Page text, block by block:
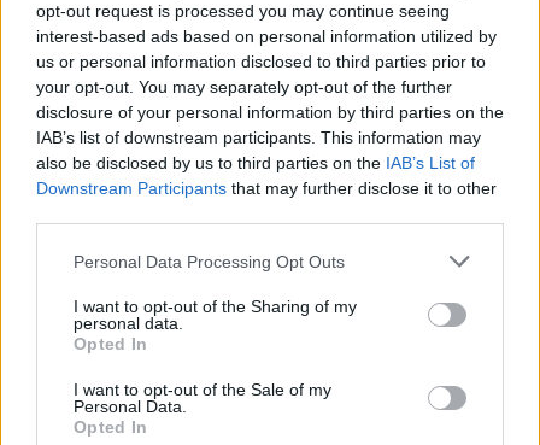
opt-out request is processed you may continue seeing
interest-based ads based on personal information utilized by
us or personal information disclosed to third parties prior to
your opt-out. You may separately opt-out of the further
disclosure of your personal information by third parties on the
IAB’s list of downstream participants. This information may
also be disclosed by us to third parties on the IAB’s List of
Downstream Participants that may further disclose it to other
Personal Data Processing Opt Outs
I want to opt-out of the Sharing of my
personal data.
Opted In
I want to opt-out of the Sale of my
Personal Data.
Opted In
Το FIAT 500 Hybrid τώρα από
Ατρόμητος και Novibet
συνεχίζουν μαζί: Ανανέωση της
συνεργασίας τους μέχρι το
2028
18η συνεχόμενη χρονιά για τον ΟΤΕ στη διεθνή σειρά δεικτών
Alpha Bank: Για πρώτη φορά το Αρχαίο Θέατρο Επιδαύρου άνοιξε τις
πύλες του σε όλους